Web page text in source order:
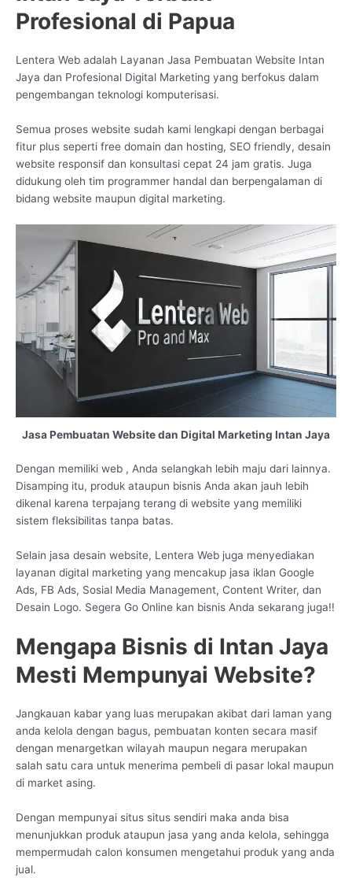
Profesional di Papua
Lentera Web adalah Layanan Jasa Pembuatan Website Intan
Jaya dan Profesional Digital Marketing yang berfokus dalam
pengembangan teknologi komputerisasi.
Semua proses website sudah kami lengkapi dengan berbagai
fitur plus seperti free domain dan hosting, SEO friendly, desain
website responsif dan konsultasi cepat 24 jam gratis. Juga
didukung oleh tim programmer handal dan berpengalaman di
bidang website maupun digital marketing.
Jasa Pembuatan Website dan Digital Marketing Intan Jaya
Dengan memiliki web , Anda selangkah lebih maju dari lainnya.
Disamping itu, produk ataupun bisnis Anda akan jauh lebih
dikenal karena terpajang terang di website yang memiliki
sistem fleksibilitas tanpa batas.
Selain jasa desain website, Lentera Web juga menyediakan
layanan digital marketing yang mencakup jasa iklan Google
Ads, FB Ads, Sosial Media Management, Content Writer, dan
Desain Logo. Segera Go Online kan bisnis Anda sekarang juga!!
Mengapa Bisnis di Intan Jaya
Mesti Mempunyai Website?
Jangkauan kabar yang luas merupakan akibat dari laman yang
anda kelola dengan bagus, pembuatan konten secara masif
dengan menargetkan wilayah maupun negara merupakan
salah satu cara untuk menerima pembeli di pasar lokal maupun
di market asing.
Dengan mempunyai situs situs sendiri maka anda bisa
menunjukkan produk ataupun jasa yang anda kelola, sehingga
mempermudah calon konsumen mengetahui produk yang anda
jual.